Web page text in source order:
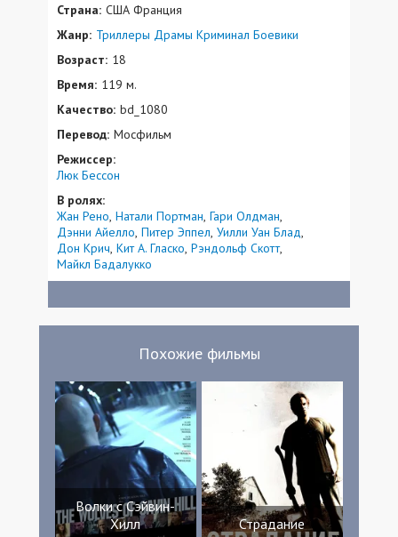
Страна: США Франция
Жанр: Триллеры Драмы Криминал Боевики
Возраст: 18
Время: 119 м.
Качество: bd_1080
Перевод: Мосфильм
Режиссер:
Люк Бессон
В ролях:
Жан Рено Натали Портман Гари Олдман
Дэнни Айелло Питер Эппел Уилли Уан Блад
Дон Крич Кит А. Гласко Рэндольф Скотт
Майкл Бадалукко
Похожие фильмы
Волки с Сэйвин-
Хилл
Страдание